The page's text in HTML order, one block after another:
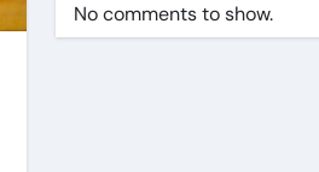
No comments to show.